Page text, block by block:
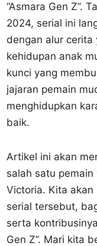
“Asmara Gen Z”.
2024, serial ini
dengan alur cerita
kehidupan anak
kunci yang
jajaran pemain
menghidupkan
baik.
Artikel ini akan
salah satu
Victoria. Kita
serial tersebut,
serta
Gen Z”. Mari kita